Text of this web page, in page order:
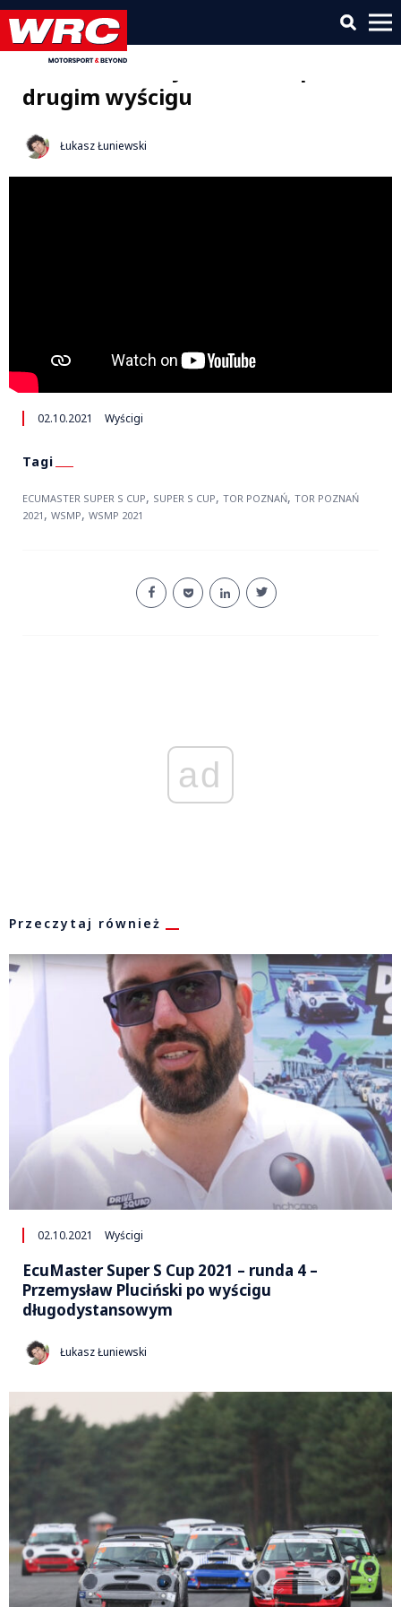
EcuMaster Super S Cup 2021 –
runda 4 – Patryk Mikiciuk po
drugim wyścigu
Łukasz Łuniewski
02.10.2021 Wyścigi
ECUMASTER SUPER S CUP, SUPER S CUP, TOR POZNAŃ, TOR POZNAŃ
2021 , WSMP, WSMP 2021
ad
Przeczytaj również
02.10.2021 Wyścigi
EcuMaster Super S Cup 2021 – runda 4 –
Przemysław Pluciński po wyścigu
długodystansowym
Łukasz Łuniewski